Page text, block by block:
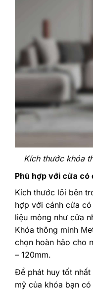
Kích thước khóa
Phù hợp với cửa có
Kích thước lõi bên
hợp với cánh cửa
liệu mỏng như cửa
Khóa thông minh
chọn hoàn hảo cho
– 120mm.
Để phát huy tốt nhất
mỹ của khóa bạn